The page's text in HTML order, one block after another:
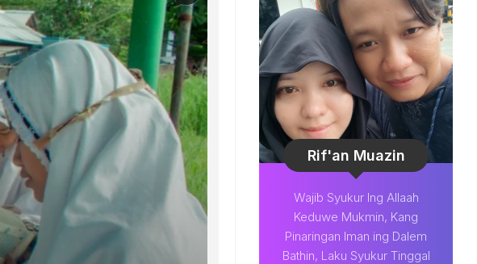
Rif'an Muazin
Wajib Syukur Ing Allaah
Keduwe Mukmin, Kang
Pinaringan Iman ing Dalem
Bathin, Laku Syukur Tinggal